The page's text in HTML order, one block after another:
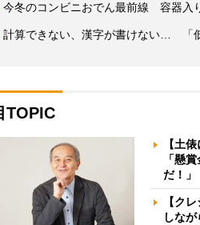
今冬のコンビニおでん最前線 容器入
計算できない、漢字が書けない… 「
TOPIC
【土
「懸
だ！
【ク
しな